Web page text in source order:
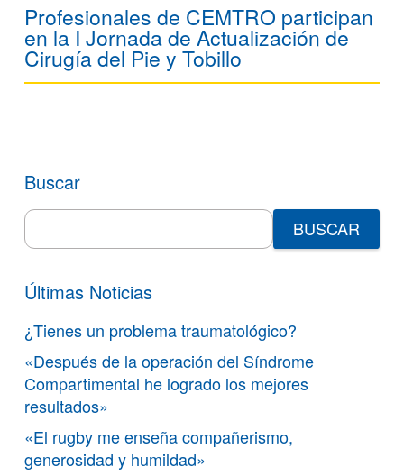
Profesionales de CEMTRO participan
en la I Jornada de Actualización de
Cirugía del Pie y Tobillo
Buscar
Search
for:
Últimas Noticias
¿Tienes un problema traumatológico?
«Después de la operación del Síndrome
Compartimental he logrado los mejores
resultados»
«El rugby me enseña compañerismo,
generosidad y humildad»